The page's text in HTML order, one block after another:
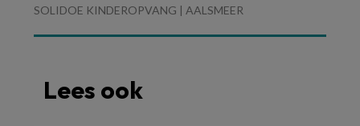
SOLIDOE KINDEROPVANG | AALSMEER
Lees ook